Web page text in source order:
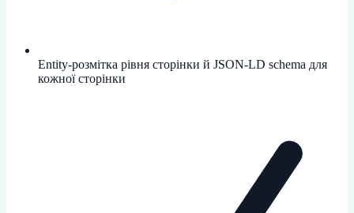
Entity-розмітка рівня сторінки й JSON-LD schema для
кожної сторінки